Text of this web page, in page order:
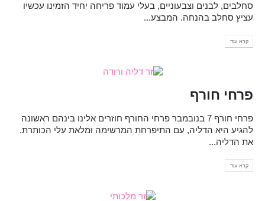
סחלבים, לבנים וצבעוניים, בעלי עמוד פריחה יחיד הזמינו עכשיו
עציץ סחלב בהנחה. המבצע...
קרא עוד
פרחי חורף
פרחי חורף 7 בנובמבר פרחי החורף חוזרים אלינו בינהם ראשונה
להגיע היא הדליה, עם התיפרחת המרשימה ומלאת עלי הכותרת.
את הדליה...
קרא עוד